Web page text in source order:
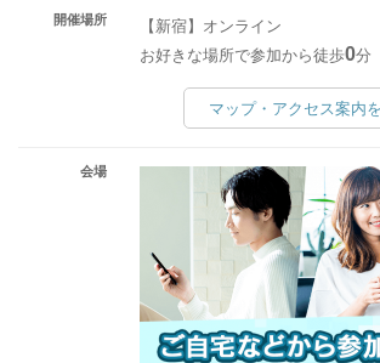
開催場所
【新宿】オンライン
お好きな場所で参加から徒歩0分
マップ・アクセス案内
会場